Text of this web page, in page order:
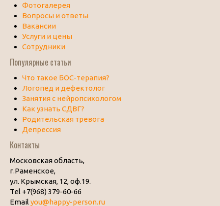
Фотогалерея
Вопросы и ответы
Вакансии
Услуги и цены
Сотрудники
Популярные статьи
Что такое БОС-терапия?
Логопед и дефектолог
Занятия с нейропсихологом
Как узнать СДВГ?
Родительская тревога
Депрессия
Контакты
Московская область,
г.Раменское,
ул. Крымская, 12, оф.19.
Tel +7(968) 379-60-66
Email you@happy-person.ru